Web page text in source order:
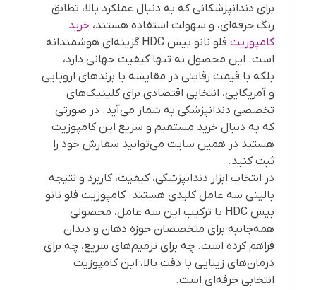
برای دندانپزشکانی که به دنبال عملکرد بالا، تطابق
رنگ حرفه‌ای، و سهولت استفاده هستند، خرید
کامپوزیت
فلو نانو بیس HDC گزینه‌ای هوشمندانه
است. این محصول نه تنها کیفیت جهانی دارد،
بلکه با قیمت رقابتی در مقایسه با برندهای اروپایی
و آمریکایی، انتخابی اقتصادی برای کلینیک‌های
تخصصی دندانپزشکی به شمار می‌آید. در صورتی
که به دنبال خرید مستقیم و سریع این کامپوزیت
هستید در همین سایت می‌توانید سفارش خود را
ثبت کنید.
در انتخاب ابزار دندانپزشکی، کیفیت، کاربرد و نتیجه
بالینی سه عامل کلیدی هستند. کامپوزیت فلو نانو
بیس HDC با ترکیب این سه عامل، محصولی
همه‌جانبه برای متخصصان حوزه دهان و دندان
فراهم کرده است. چه برای ترمیم‌های سریع، چه برای
درمان‌های زیبایی با دقت بالا، این کامپوزیت
انتخابی حرفه‌ای است.